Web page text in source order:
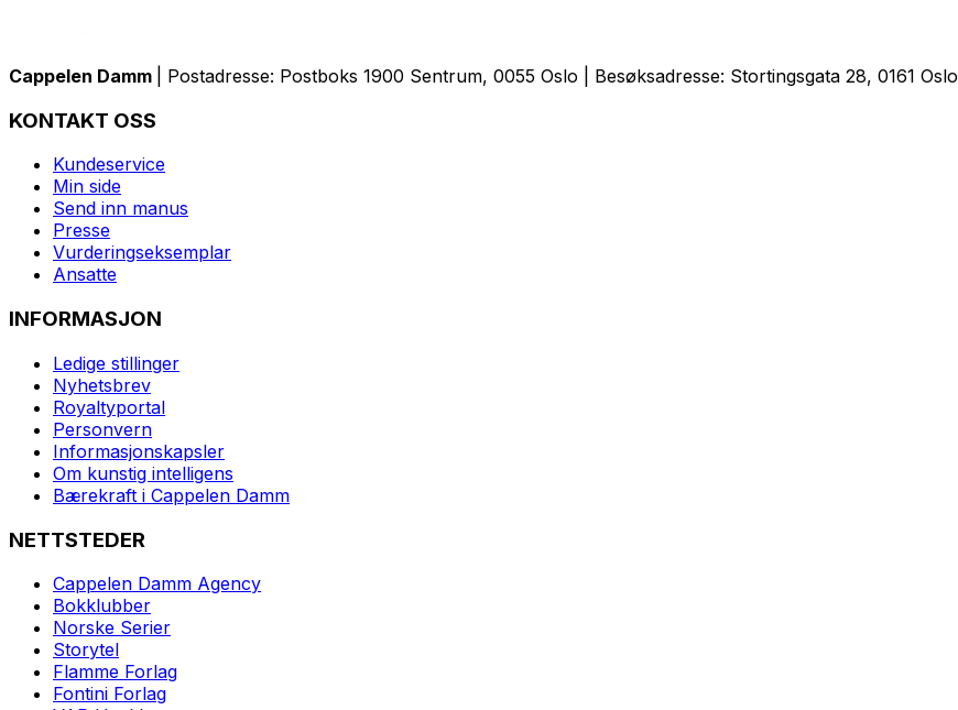
Cappelen Damm | Postadresse: Postboks 1900 Sentrum, 0055 Oslo | Besøksadresse: Stortingsgata 28, 0161 Oslo
KONTAKT OSS
Kundeservice
Min side
Send inn manus
Presse
Vurderingseksemplar
Ansatte
INFORMASJON
Ledige stillinger
Nyhetsbrev
Royaltyportal
Personvern
Informasjonskapsler
Om kunstig intelligens
Bærekraft i Cappelen Damm
NETTSTEDER
Cappelen Damm Agency
Bokklubber
Norske Serier
Storytel
Flamme Forlag
Fontini Forlag